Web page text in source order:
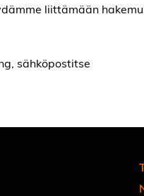
liittämään
sähköpostitse